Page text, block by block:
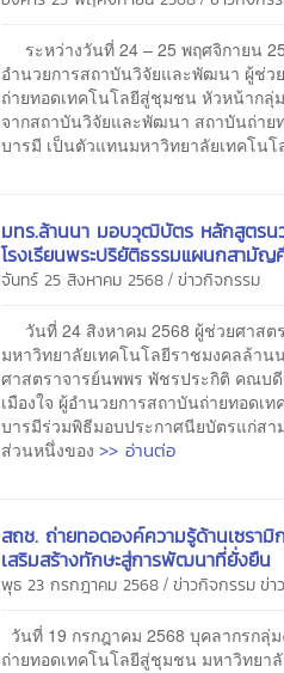
ระหว่างวันที่ 24 – 25 พฤศจิกายน
อำนวยการสถาบันวิจัยและพัฒนา ผู้ช่ว
ถ่ายทอดเทคโนโลยีสู่ชุมชน หัวหน้ากลุ่
จากสถาบันวิจัยและพัฒนา สถาบันถ่า
บารมี เป็นตัวแทนมหาวิทยาลัยเทคโน
มทร.ล้านนา มอบวุฒิบัตร หลักสูตร
โรงเรียนพระปริยัติธรรมแผนกสามัญ
จันทร์ 25 สิงหาคม 2568 /ข่าวกิจกรรม
วันที่ 24 สิงหาคม 2568 ผู้ช่วยศาสต
มหาวิทยาลัยเทคโนโลยีราชมงคลล้า
ศาสตราจารย์นพพร พัชรประกิติ คณบ
เมืองใจ ผู้อำนวยการสถาบันถ่ายทอด
บารมีร่วมพิธีมอบประกาศนียบัตรแก่สา
ส่วนหนึ่งของ>> อ่านต่อ
สถช. ถ่ายทอดองค์ความรู้ด้านเซรา
เสริมสร้างทักษะสู่การพัฒนาที่ยั่งยืน
พุธ 23 กรกฎาคม 2568 /ข่าวกิจกรรม ข่า
วันที่ 19 กรกฎาคม 2568 บุคลากรก
ถ่ายทอดเทคโนโลยีสู่ชุมชน มหาวิทยา